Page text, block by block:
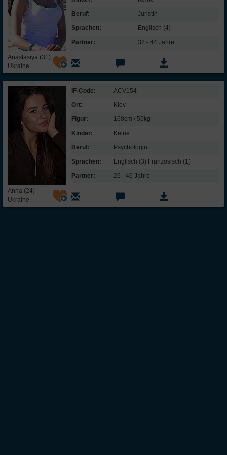
Was macht meinen Traummann aus?
"Find mutual feelings"
Mein Idealmann:
Alter:
Größe:
Eigenschaften:
gutherzig
Darf mein
Partner Kinder
haben?
Ja
Religion
meines
Partners:
egal
Anastasiya (31)
Ukraine
Beruf:
Juristin
Sprachen:
Englisch (4)
Partner:
32 - 44 Jahre
Anna (24)
Ukraine
IF-Code:
ACV154
Ort:
Kiev
Figur:
168cm / 55kg
Kinder:
Keine
Beruf:
Psychologin
Sprachen:
Englisch (3) Französisch (1)
Partner:
26 - 46 Jahre